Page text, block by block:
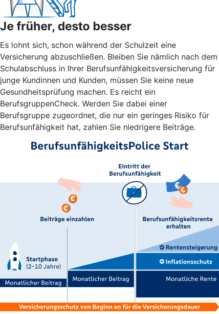
Je früher, desto besser
Es lohnt sich, schon während der Schulzeit eine
Versicherung abzuschließen. Bleiben Sie nämlich nach dem
Schulabschluss in Ihrer Berufsunfähigkeitsversicherung für
junge Kundinnen und Kunden, müssen Sie keine neue
Gesundheitsprüfung machen. Es reicht ein
BerufsgruppenCheck. Werden Sie dabei einer
Berufsgruppe zugeordnet, die nur ein geringes Risiko für
Berufsunfähigkeit hat, zahlen Sie niedrigere Beiträge.